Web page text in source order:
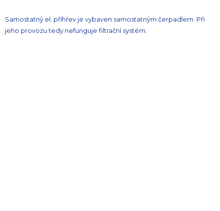
Samostatný el. příhřev je vybaven samostatným čerpadlem. Při
jeho provozu tedy nefunguje filtrační systém.